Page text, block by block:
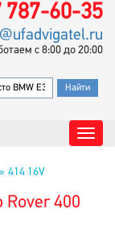
787-60-35
с 8:00 до 20:00
414 16V
Rover 400